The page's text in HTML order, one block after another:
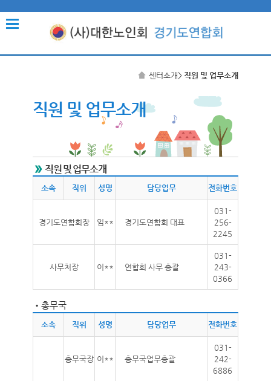
센터소개> 직원 및 업무소개
직원 및 업무소개
직원 및 업무소개
소속 직위 성명 담당업무 전화번호
경기도연합회장 임** 경기도연합회 대표
031-
256-
2245
사무처장 이** 연합회 사무 총괄
031-
243-
0366
• 총무국
소속 직위 성명 담당업무 전화번호
총무국장 이** 총무국업무총괄
031-
242-
6886